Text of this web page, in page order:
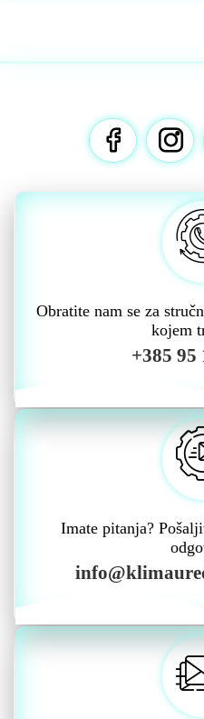
Obratite nam se za
kojem
+385 95
Imate pitanja?